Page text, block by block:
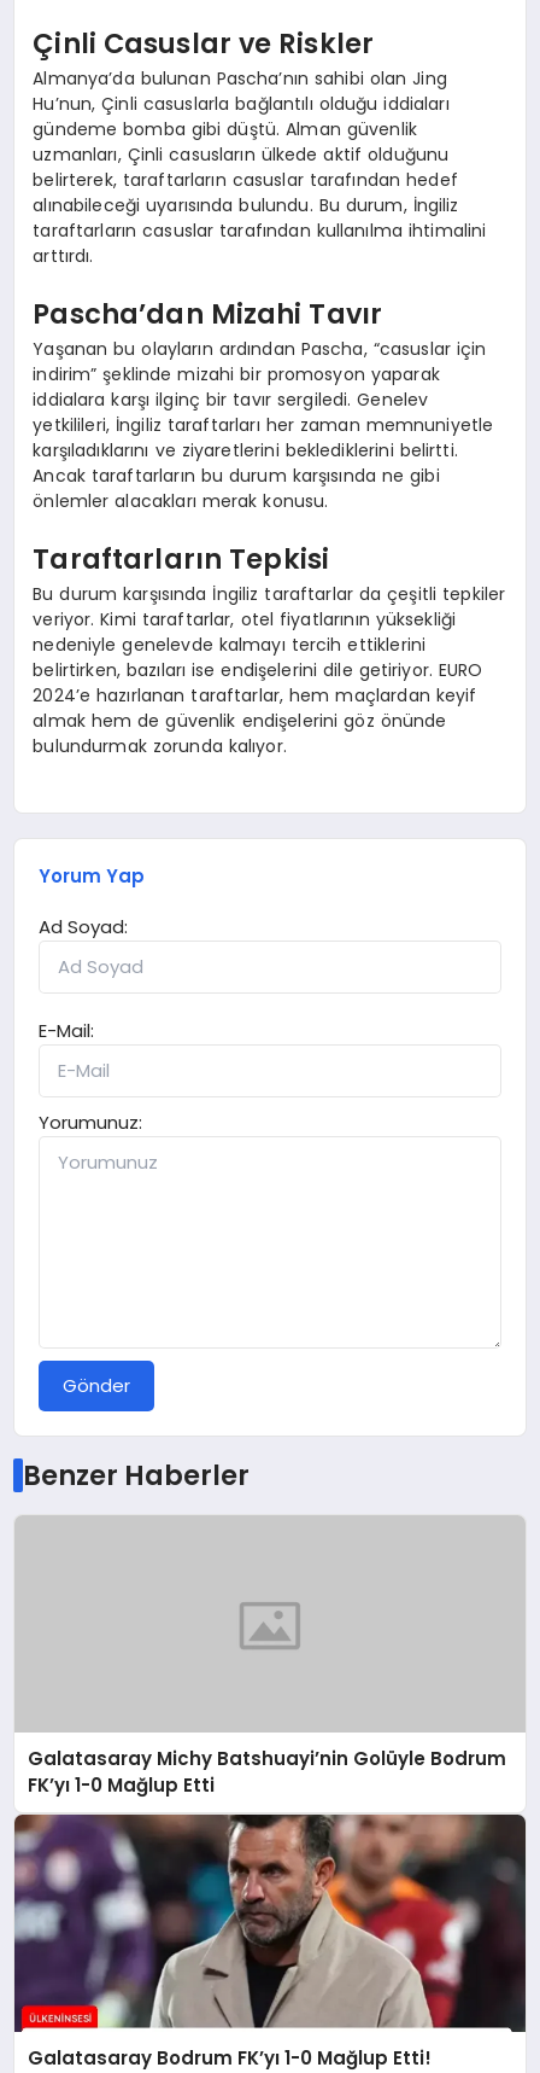
Çinli Casuslar ve Riskler
Almanya’da bulunan Pascha’nın sahibi olan Jing
Hu’nun, Çinli casuslarla bağlantılı olduğu iddiaları
gündeme bomba gibi düştü. Alman güvenlik
uzmanları, Çinli casusların ülkede aktif olduğunu
belirterek, taraftarların casuslar tarafından hedef
alınabileceği uyarısında bulundu. Bu durum, İngiliz
taraftarların casuslar tarafından kullanılma ihtimalini
arttırdı.
Pascha’dan Mizahi Tavır
Yaşanan bu olayların ardından Pascha, “casuslar için
indirim” şeklinde mizahi bir promosyon yaparak
iddialara karşı ilginç bir tavır sergiledi. Genelev
yetkilileri, İngiliz taraftarları her zaman memnuniyetle
karşıladıklarını ve ziyaretlerini beklediklerini belirtti.
Ancak taraftarların bu durum karşısında ne gibi
önlemler alacakları merak konusu.
Taraftarların Tepkisi
Bu durum karşısında İngiliz taraftarlar da çeşitli tepkiler
veriyor. Kimi taraftarlar, otel fiyatlarının yüksekliği
nedeniyle genelevde kalmayı tercih ettiklerini
belirtirken, bazıları ise endişelerini dile getiriyor. EURO
2024’e hazırlanan taraftarlar, hem maçlardan keyif
almak hem de güvenlik endişelerini göz önünde
bulundurmak zorunda kalıyor.
Yorum Yap
Ad Soyad:
E-Mail:
Yorumunuz:
Gönder
Benzer Haberler
Galatasaray Michy Batshuayi’nin Golüyle Bodrum
FK’yı 1-0 Mağlup Etti
Galatasaray Bodrum FK’yı 1-0 Mağlup Etti!